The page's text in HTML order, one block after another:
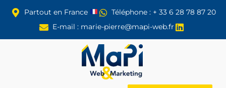
Partout en France
Téléphone : + 33 6 28 78 87 20
E-mail : marie-pierre@mapi-web.fr